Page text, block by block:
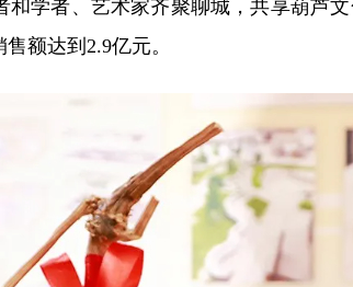
和学者、艺术家齐聚聊城，共享葫芦
额达到2.9亿元。